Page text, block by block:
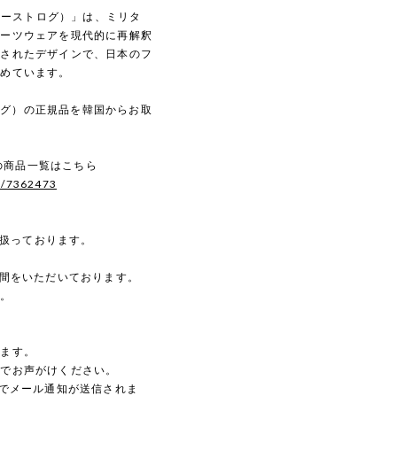
ストログ）」は、ミリタ
ツウェアを現代的に再解釈
れたデザインで、日本のフ
ています。
）の正規品を韓国からお取
品一覧はこちら
7362473
っております。
をいただいております。
す。
お声がけください。
メール通知が送信されま